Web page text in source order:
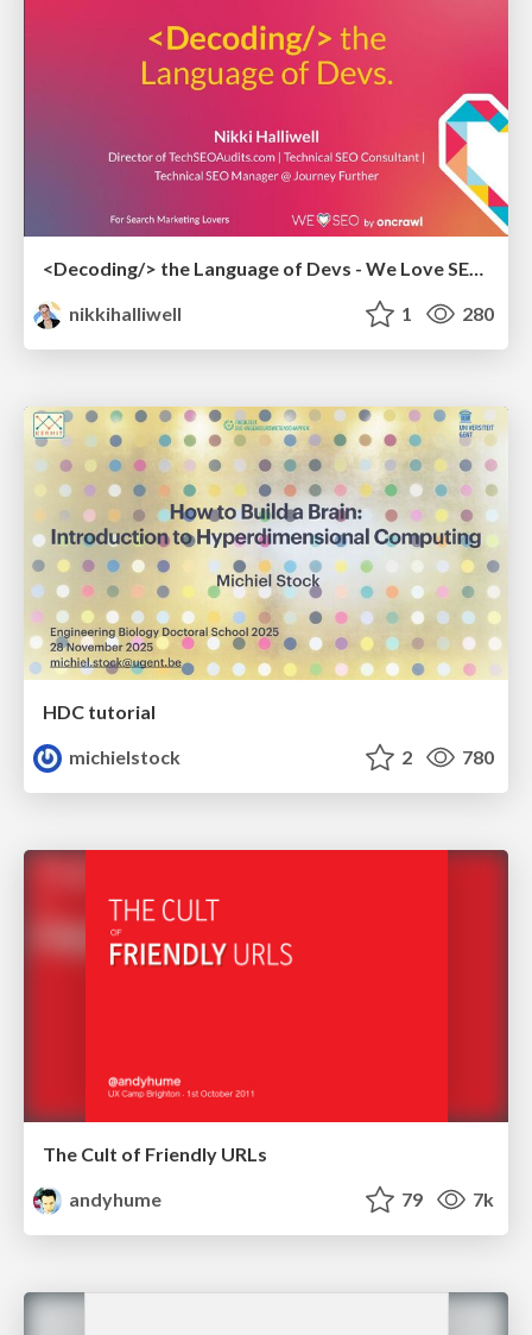
<Decoding/> the Language of Devs - We Love SEO 2024
nikkihalliwell
1 280
HDC tutorial
michielstock
2 780
The Cult of Friendly URLs
andyhume
79 7k